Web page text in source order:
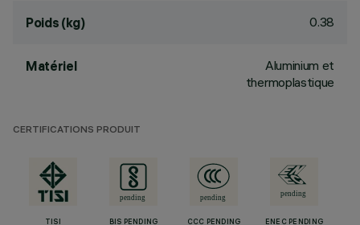
Poids (kg) 0.38
Matériel
Aluminium et
thermoplastique
CERTIFICATIONS PRODUIT
TISI BIS PENDING CCC PENDING ENEC PENDING